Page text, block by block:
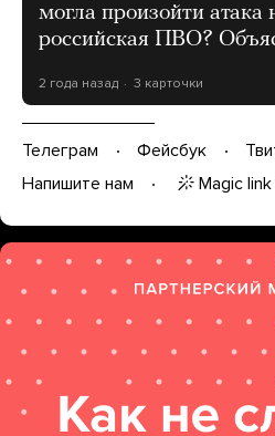
могла произойти атака
российская ПВО?
2 года назад 3 карточки
Телеграм Фейсбук
Напишите нам
Magic link